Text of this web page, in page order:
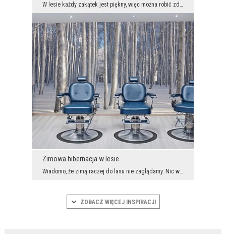
W lesie każdy zakątek jest piękny, więc można robić zdjęcia do woli. My zrobiliśmy kilka ujęć, a ...
Zimowa hibernacja w lesie
Wiadomo, że zimą raczej do lasu nie zaglądamy. Nic wtedy nie rośnie, nie ma co zbierać, a śniegu,...
ZOBACZ WIĘCEJ INSPIRACJI